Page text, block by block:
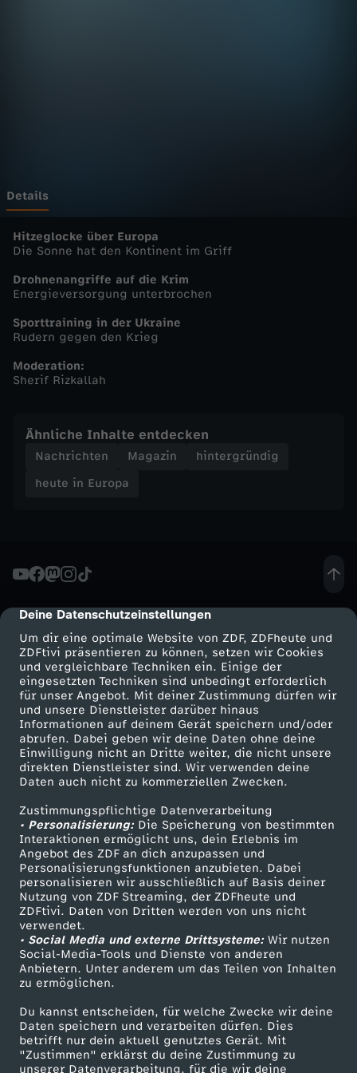
cmp-dialog-description
Deine Datenschutzeinstellungen
Um dir eine optimale Website von ZDF, ZDFheute und
ZDFtivi präsentieren zu können, setzen wir Cookies
und vergleichbare Techniken ein. Einige der
eingesetzten Techniken sind unbedingt erforderlich
für unser Angebot. Mit deiner Zustimmung dürfen wir
und unsere Dienstleister darüber hinaus
Informationen auf deinem Gerät speichern und/oder
abrufen. Dabei geben wir deine Daten ohne deine
Einwilligung nicht an Dritte weiter, die nicht unsere
direkten Dienstleister sind. Wir verwenden deine
Daten auch nicht zu kommerziellen Zwecken.
Zustimmungspflichtige Datenverarbeitung
• Personalisierung:Die Speicherung von bestimmten
Interaktionen ermöglicht uns, dein Erlebnis im
Angebot des ZDF an dich anzupassen und
Personalisierungsfunktionen anzubieten. Dabei
personalisieren wir ausschließlich auf Basis deiner
Nutzung von ZDF Streaming, der ZDFheute und
ZDFtivi. Daten von Dritten werden von uns nicht
verwendet.
• Social Media und externe Drittsysteme:Wir nutzen
Social-Media-Tools und Dienste von anderen
Anbietern. Unter anderem um das Teilen von Inhalten
zu ermöglichen.
Du kannst entscheiden, für welche Zwecke wir deine
Daten speichern und verarbeiten dürfen. Dies
betrifft nur dein aktuell genutztes Gerät. Mit
"Zustimmen" erklärst du deine Zustimmung zu
unserer Datenverarbeitung, für die wir deine
a
-
h
e
t
e
i
u
r
o
p
a
v
o
m
2
4
.
J
u
Details
Hitzeglocke über Europa
Die Sonne hat den Kontinent im Griff
Drohnenangriffe auf die Krim
Energieversorgung unterbrochen
Sporttraining in der Ukraine
Rudern gegen den Krieg
Moderation:
Sherif Rizkallah
Ähnliche Inhalte entdecken
Nachrichten Magazin
hintergründig
heute in Europa
Mehr ZDF
ZDF-Apps
Smart TV
ZDFtext
Livestreams
Sendungen A-Z
TV-Programm
Service
ZDFmitreden
Kontakt zum ZDF
Tickets
Zuschauerservice
Hilfe
ZDF Unternehmen
Karriere
ZDF goes Schule
Werbefernsehen